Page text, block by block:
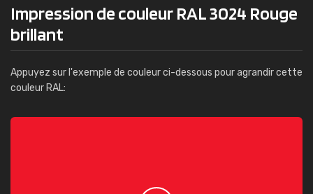
Impression de couleur RAL 3024 Rouge
brillant
Appuyez sur l'exemple de couleur ci-dessous pour agrandir cette
couleur RAL: